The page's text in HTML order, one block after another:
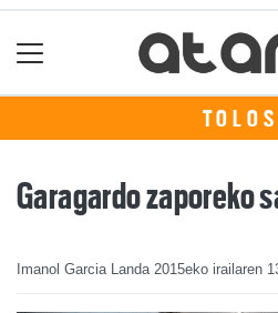
Garagardo zaporeko
Imanol Garcia Landa 2015eko irailaren